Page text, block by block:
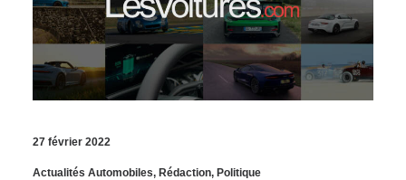
27 février 2022
Actualités Automobiles, Rédaction, Politique